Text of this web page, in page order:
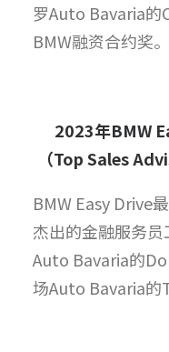
罗Auto Bavaria的
BMW融资合约奖。
2023年BMW
（Top Sales
BMW Easy Drive
杰出的金融服务
Auto Bavaria的
场Auto Bavaria的